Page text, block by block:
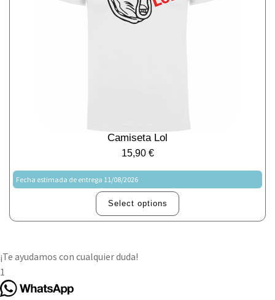
Camiseta Lol
15,90 €
Fecha estimada de entrega 11/08/2026
Select options
¡Te ayudamos con cualquier duda!
1